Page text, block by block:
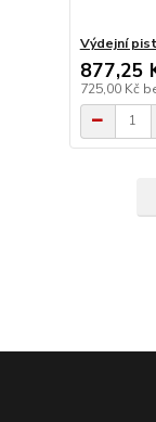
Výdejní
877,25
725,00 Kč